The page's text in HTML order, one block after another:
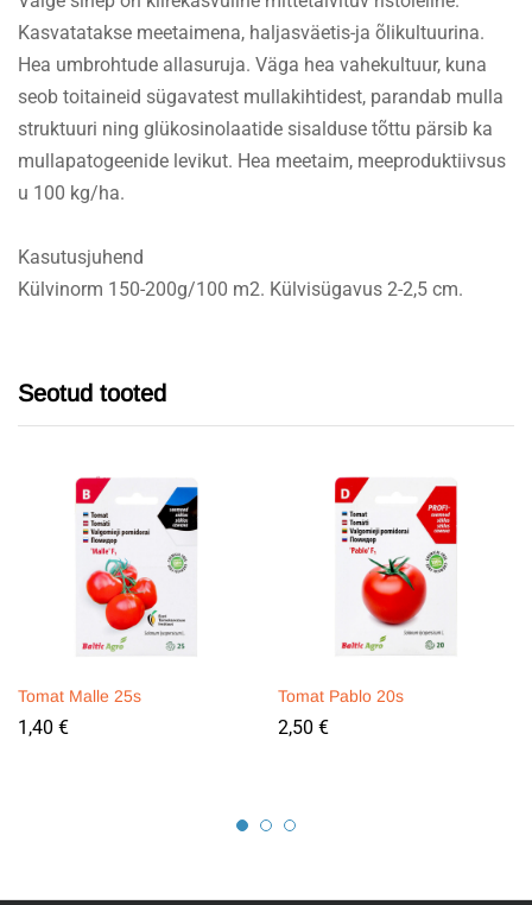
Kasvatatakse meetaimena, haljasväetis-ja õlikultuurina.
Hea umbrohtude allasuruja. Väga hea vahekultuur, kuna
seob toitaineid sügavatest mullakihtidest, parandab mulla
struktuuri ning glükosinolaatide sisalduse tõttu pärsib ka
mullapatogeenide levikut. Hea meetaim, meeproduktiivsus
u 100 kg/ha.
Kasutusjuhend
Külvinorm 150-200g/100 m2. Külvisügavus 2-2,5 cm.
Seotud tooted
Tomat Malle 25s
1,40 €
Tomat Pablo 20s
2,50 €